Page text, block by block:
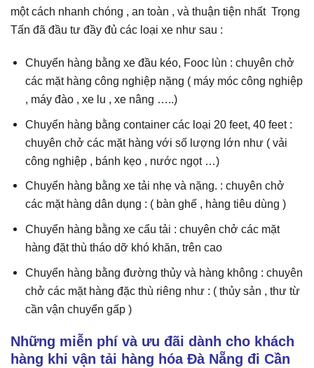
một cách nhanh chóng , an toàn , và thuận tiện nhất Trọng
Tấn đã đầu tư đầy đủ các loại xe như sau :
Chuyển hàng bằng xe đầu kéo, Fooc lùn : chuyên chở
các mặt hàng công nghiệp nặng ( máy móc công nghiệp
, máy đào , xe lu , xe nâng …..)
Chuyển hàng bằng container các loại 20 feet, 40 feet :
chuyên chở các mặt hàng với số lượng lớn như ( vải
công nghiệp , bánh kẹo , nước ngọt …)
Chuyển hàng bằng xe tải nhẹ và nặng. : chuyên chở
các mặt hàng dân dụng : ( bàn ghế , hàng tiêu dùng )
Chuyển hàng bằng xe cẩu tải : chuyên chở các mặt
hàng đặt thù tháo dỡ khó khăn, trên cao
Chuyển hàng bằng đường thủy và hàng không : chuyên
chở các mặt hàng đặc thù riêng như : ( thủy sản , thư từ
cần vận chuyển gấp )
Những miễn phí và ưu đãi dành cho khách
hàng khi vận tải hàng hóa Đà Nẵng đi Cần